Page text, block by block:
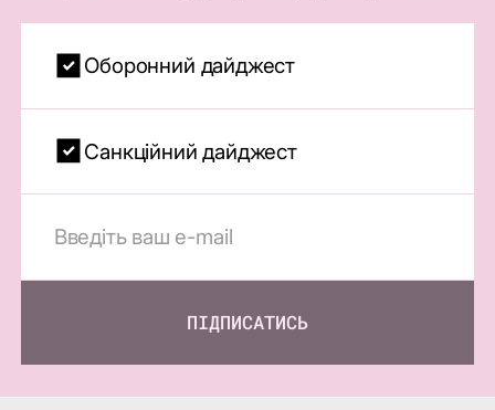
Оборонний дайджест
Санкційний дайджест
ПІДПИСАТИСЬ